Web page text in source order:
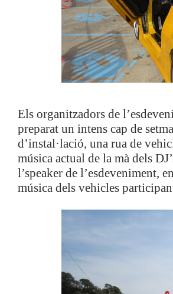
Els organitzadors de
preparat un intens cap de
d’instal·lació, una rua de
música actual de la mà dels
l’speaker de l’esdeveniment,
música dels vehicles